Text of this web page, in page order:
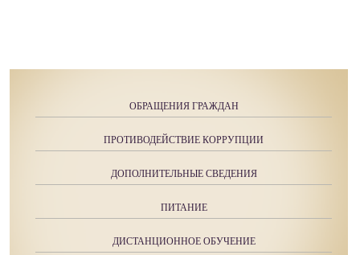
ОБРАЩЕНИЯ ГРАЖДАН
ПРОТИВОДЕЙСТВИЕ КОРРУПЦИИ
ДОПОЛНИТЕЛЬНЫЕ СВЕДЕНИЯ
ПИТАНИЕ
ДИСТАНЦИОННОЕ ОБУЧЕНИЕ